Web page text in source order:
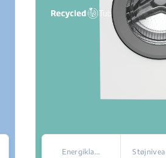
Energikla...